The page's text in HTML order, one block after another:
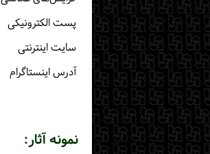
پست الكترونیكی
سایت اینترنتی
آدرس اینستاگرام
نمونه آثار: